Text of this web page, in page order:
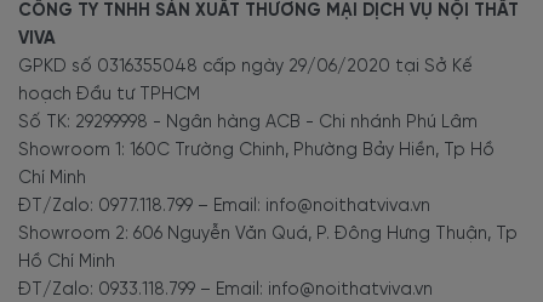
CÔNG TY TNHH SẢN XUẤT THƯƠNG MẠI DỊCH VỤ NỘI THẤT
VIVA
GPKD số 0316355048 cấp ngày 29/06/2020 tại Sở Kế
hoạch Đầu tư TPHCM
Số TK: 29299998 - Ngân hàng ACB - Chi nhánh Phú Lâm
Showroom 1: 160C Trường Chinh, Phường Bảy Hiền, Tp Hồ
Chí Minh
ĐT/Zalo: 0977.118.799 – Email: info@noithatviva.vn
Showroom 2: 606 Nguyễn Văn Quá, P. Đông Hưng Thuận, Tp
Hồ Chí Minh
ĐT/Zalo: 0933.118.799 – Email: info@noithatviva.vn